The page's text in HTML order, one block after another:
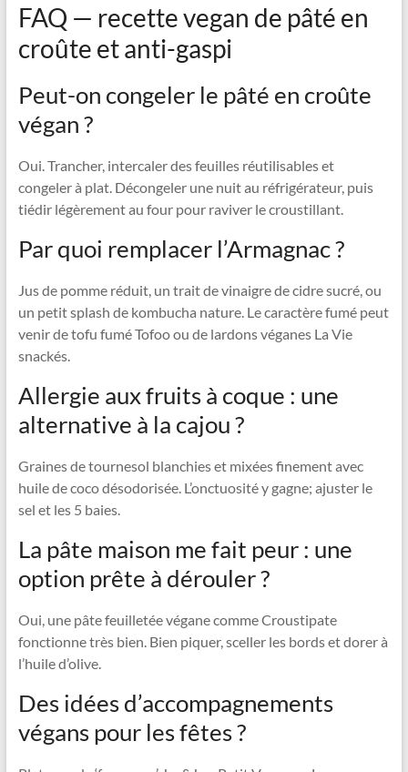
FAQ — recette vegan de pâté en
croûte et anti-gaspi
Peut-on congeler le pâté en croûte
végan ?
Oui. Trancher, intercaler des feuilles réutilisables et
congeler à plat. Décongeler une nuit au réfrigérateur, puis
tiédir légèrement au four pour raviver le croustillant.
Par quoi remplacer l’Armagnac ?
Jus de pomme réduit, un trait de vinaigre de cidre sucré, ou
un petit splash de kombucha nature. Le caractère fumé peut
venir de tofu fumé Tofoo ou de lardons véganes La Vie
snackés.
Allergie aux fruits à coque : une
alternative à la cajou ?
Graines de tournesol blanchies et mixées finement avec
huile de coco désodorisée. L’onctuosité y gagne; ajuster le
sel et les 5 baies.
La pâte maison me fait peur : une
option prête à dérouler ?
Oui, une pâte feuilletée végane comme Croustipate
fonctionne très bien. Bien piquer, sceller les bords et dorer à
l’huile d’olive.
Des idées d’accompagnements
végans pour les fêtes ?